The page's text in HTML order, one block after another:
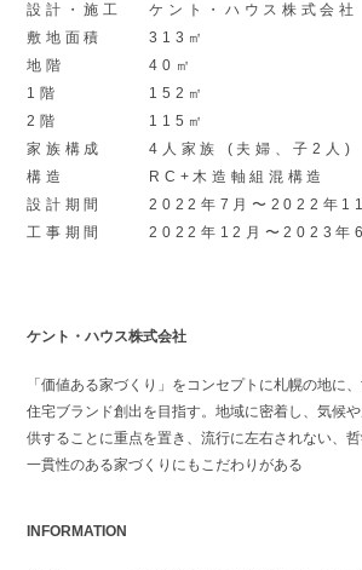
設計・施工
ケント・ハウス株式会社
敷地面積
313㎡
地階
40㎡
1階
152㎡
2階
115㎡
家族構成
4人家族 (夫婦、子2人)
構造
RC+木造軸組混構造
設計期間
2022年7月〜2022年11
工事期間
2022年12月〜2023年6
ケント・ハウス株式会社
「価値ある家づくり」をコンセプトに札幌の地に
住宅ブランド創出を目指す。地域に密着し、気候
供することに重点を置き、流行に左右されない、
一貫性のある家づくりにもこだわりがある
INFORMATION